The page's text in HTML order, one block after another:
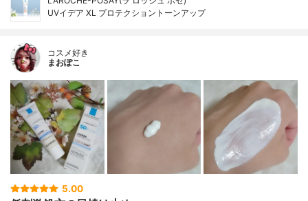
UVイデア XL プロテクショントーンアップ
コスメ好き
まおぽこ
5.00